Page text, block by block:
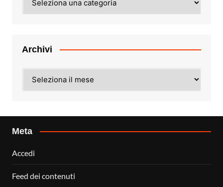
Archivi
Meta
Accedi
Feed dei contenuti